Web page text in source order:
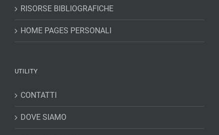
RISORSE BIBLIOGRAFICHE
HOME PAGES PERSONALI
UTILITY
CONTATTI
DOVE SIAMO